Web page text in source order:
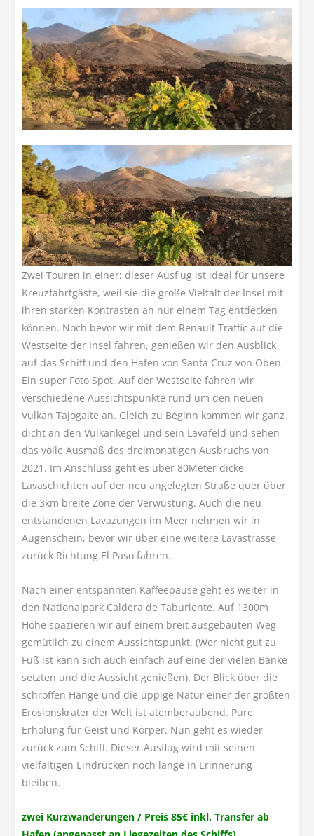
Zwei Touren in einer: dieser Ausflug ist ideal für unsere
Kreuzfahrtgäste, weil sie die große Vielfalt der Insel mit
ihren starken Kontrasten an nur einem Tag entdecken
können. Noch bevor wir mit dem Renault Traffic auf die
Westseite der Insel fahren, genießen wir den Ausblick
auf das Schiff und den Hafen von Santa Cruz von Oben.
Ein super Foto Spot. Auf der Westseite fahren wir
verschiedene Aussichtspunkte rund um den neuen
Vulkan Tajogaite an. Gleich zu Beginn kommen wir ganz
dicht an den Vulkankegel und sein Lavafeld und sehen
das volle Ausmaß des dreimonatigen Ausbruchs von
2021. Im Anschluss geht es über 80Meter dicke
Lavaschichten auf der neu angelegten Straße quer über
die 3km breite Zone der Verwüstung. Auch die neu
entstandenen Lavazungen im Meer nehmen wir in
Augenschein, bevor wir über eine weitere Lavastrasse
zurück Richtung El Paso fahren.
Nach einer entspannten Kaffeepause geht es weiter in
den Nationalpark Caldera de Taburiente. Auf 1300m
Höhe spazieren wir auf einem breit ausgebauten Weg
gemütlich zu einem Aussichtspunkt. (Wer nicht gut zu
Fuß ist kann sich auch einfach auf eine der vielen Bänke
setzten und die Aussicht genießen). Der Blick über die
schroffen Hänge und die üppige Natur einer der größten
Erosionskrater der Welt ist atemberaubend. Pure
Erholung für Geist und Körper. Nun geht es wieder
zurück zum Schiff. Dieser Ausflug wird mit seinen
vielfältigen Eindrücken noch lange in Erinnerung
bleiben.
zwei Kurzwanderungen / Preis 85€ inkl. Transfer ab